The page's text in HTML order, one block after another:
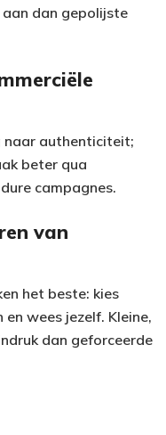
dan gepolijste
naar authenticiteit;
beter qua
campagnes.
van
het beste: kies
wees jezelf. Kleine,
dan geforceerde